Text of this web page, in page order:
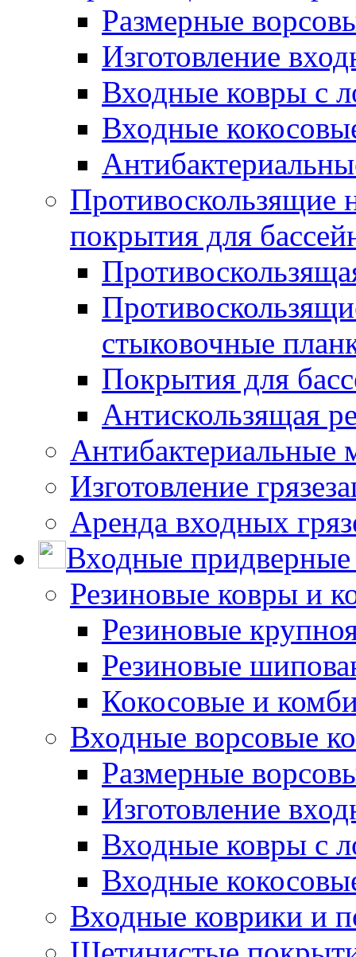
Размерные
Изготовление
Входные ковры с
Входные
Противоскользящие
покрытия для
стыковочные
Покрытия для
Антискользящая
Антибактериальные
Изготовление
Аренда входных
Входные
Резиновые ковры и
Резиновые
Резиновые
Кокосовые и
Входные ворсовые
Размерные
Изготовление
Входные ковры с
Входные
Входные коврики и